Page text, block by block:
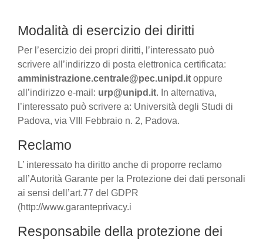
Modalità di esercizio dei diritti
Per l’esercizio dei propri diritti, l’interessato può
scrivere all’indirizzo di posta elettronica certificata:
amministrazione.centrale@pec.unipd.it oppure
all’indirizzo e-mail: urp@unipd.it. In alternativa,
l’interessato può scrivere a: Università degli Studi di
Padova, via VIII Febbraio n. 2, Padova.
Reclamo
L’ interessato ha diritto anche di proporre reclamo
all’Autorità Garante per la Protezione dei dati personali
ai sensi dell’art.77 del GDPR
(http://www.garanteprivacy.i
Responsabile della protezione dei